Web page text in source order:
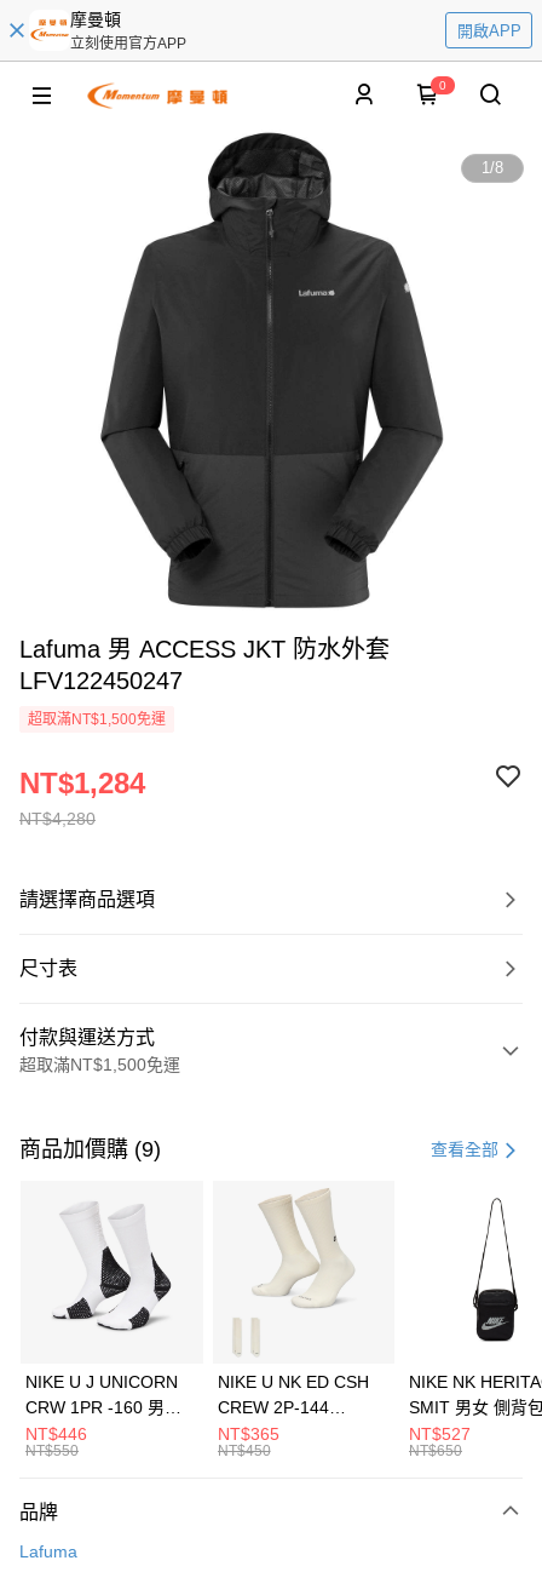
摩曼頓
立刻使用官方APP
開啟APP
0
1/8
Lafuma 男 ACCESS JKT 防水外套
LFV122450247
超取滿NT$1,500免運
NT$4,280
NT$1,284
請選擇商品選項
尺寸表
付款與運送方式
超取滿NT$1,500免運
信用卡一次付款
3 期 0 利率 每期 21家銀行
合作金庫商業銀行
第一商業銀行
華南商業銀行
彰化商業銀行
上海商業儲蓄銀行
元大商業銀行
台灣樂天信用卡公司
Apple Pay
全盈+PAY
AFTEE先享後付
【關於「AFTEE先享後付」】
便利好安心！
運送方式
商品加價購 (9) 查看全部
NIKE U J UNICORN
CRW 1PR -160 男女
中統襪 FZ3393100
NT$446
NT$550
NIKE U NK ED CSH
CREW 2P-144
EMBRDY 男女 短統襪
FZ3073133
NT$365
NT$450
NIKE NK
SMIT 男女 側背
BA5871010
NT$527
NT$650
品牌
Lafuma